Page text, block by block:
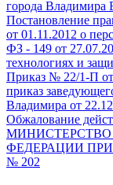
города Владимира
Постановление
от 01.11.2012 о
ФЗ - 149 от
технологиях и
Приказ № 22/1-П
приказ
Владимира от
Обжалование
ФЕДЕРАЦИИ
№ 202